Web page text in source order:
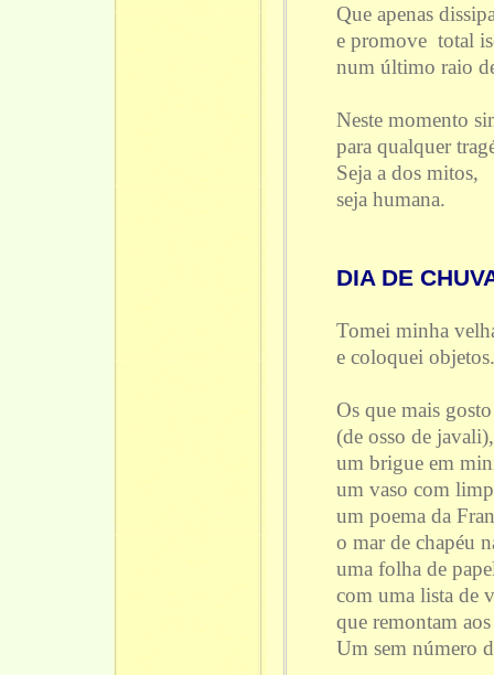
Que apenas
e promove total
num último raio
Neste momento
para qualquer
Seja a dos mitos,
seja humana.
DIA DE
Tomei minha
e coloquei objetos.
Os que mais
(de osso de javali),
um brigue em
um vaso com
um poema da
o mar de chapéu
uma folha de
com uma lista de
que remontam
Um sem número